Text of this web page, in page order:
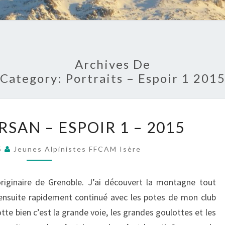
Archives De
Category: Portraits – Espoir 1 2015
MARSAN
ESPOIR
– ESPOIR 1 – 2015
Jeunes Alpinistes FFCAM Isère
de Grenoble. J’ai découvert la montagne tout
rapidement continué avec les potes de mon club
bien c’est la grande voie, les grandes goulottes et les